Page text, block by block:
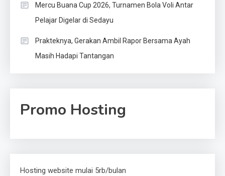
Mercu Buana Cup 2026, Turnamen Bola Voli Antar
Pelajar Digelar di Sedayu
Prakteknya, Gerakan Ambil Rapor Bersama Ayah
Masih Hadapi Tantangan
Promo Hosting
Hosting website mulai 5rb/bulan